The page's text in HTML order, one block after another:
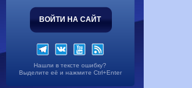
ВОЙТИ НА САЙТ
Нашли в тексте ошибку?
Выделите её и нажмите Ctrl+Enter